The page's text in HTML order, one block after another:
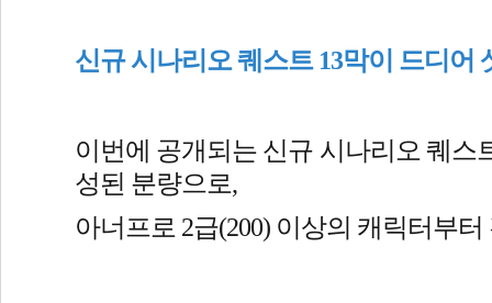
신규 시나리오 퀘스트 13막이 드디어
이번에 공개되는 신규 시나리오 퀘스
성된 분량으로,
아너프로 2급(200) 이상의 캐릭터부